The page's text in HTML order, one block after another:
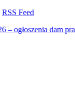
RSS Feed